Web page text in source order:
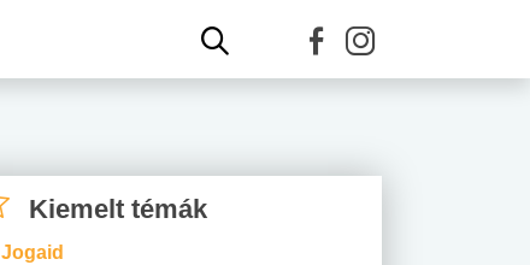
Kiemelt témák
Jogaid